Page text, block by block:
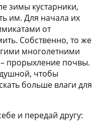
зимы кустарники,
им. Для начала их
от
Собственно, то же
многолетними
прорыхление почвы.
чтобы
больше влаги для
и передай другу: